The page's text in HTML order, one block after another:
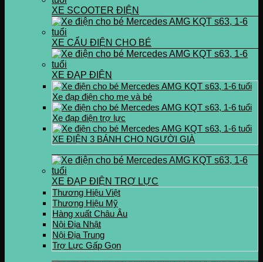
XE SCOOTER ĐIỆN
XE CẨU ĐIỆN CHO BÉ
XE ĐẠP ĐIỆN
Xe đạp điện cho mẹ và bé
Xe đạp điện trợ lực
XE ĐIỆN 3 BÁNH CHO NGƯỜI GIÀ
XE ĐẠP ĐIỆN TRỢ LỰC
Thương Hiệu Việt
Thương Hiệu Mỹ
Hàng xuất Châu Âu
Nội Địa Nhật
Nội Địa Trung
Trợ Lực Gấp Gọn